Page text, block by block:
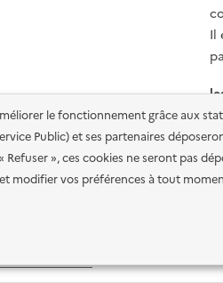
le fonctionnement grâce aux
Public) et ses partenaires
», ces cookies ne seront pas
modifier vos préférences à tout
Il